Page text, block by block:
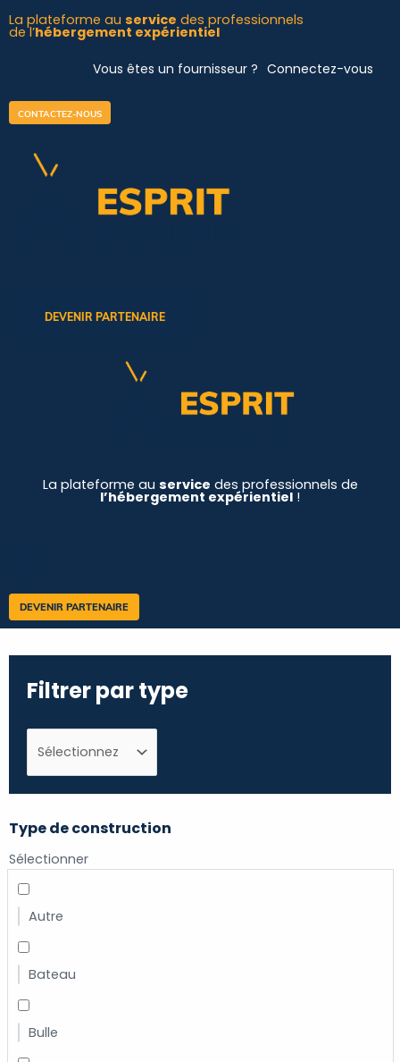
Aller
au
La plateforme au service des professionnels
de l’hébergement expérientiel
Vous êtes un fournisseur ? Connectez-vous
CONTACTEZ-NOUS
DEVENIR PARTENAIRE
La plateforme au service des professionnels de
l’hébergement expérientiel !
DEVENIR PARTENAIRE
Filtrer par type
Type de construction
Sélectionner
Autre
Bateau
Bulle